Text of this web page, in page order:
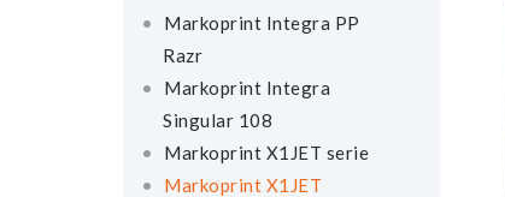
Markoprint Integra PP
Razr
Markoprint Integra
Singular 108
Markoprint X1JET serie
Markoprint X1JET